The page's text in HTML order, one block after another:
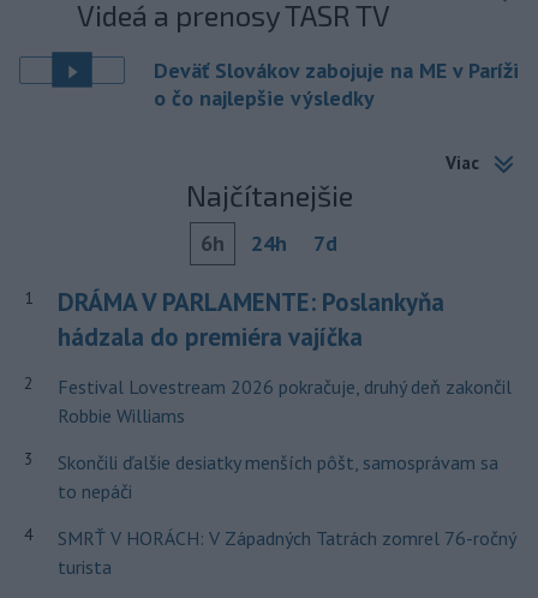
Videá a prenosy TASR TV
Deväť Slovákov zabojuje na ME v Paríži
o čo najlepšie výsledky
Viac
Najčítanejšie
6h 24h 7d
1
DRÁMA V PARLAMENTE: Poslankyňa
hádzala do premiéra vajíčka
2
Festival Lovestream 2026 pokračuje, druhý deň zakončil
Robbie Williams
3
Skončili ďalšie desiatky menších pôšt, samosprávam sa
to nepáči
4
SMRŤ V HORÁCH: V Západných Tatrách zomrel 76-ročný
turista